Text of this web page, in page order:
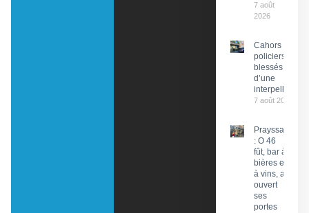
7 août
2026
Cahors : Des
policiers
blessés lors
d’une
interpellation
7 août 2026
Prayssac
: O 46
fût, bar à
bières et
à vins, a
ouvert
ses
portes